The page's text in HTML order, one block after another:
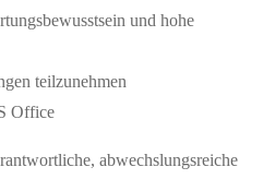
und hohe
teilzunehmen
Office
abwechslungsreiche